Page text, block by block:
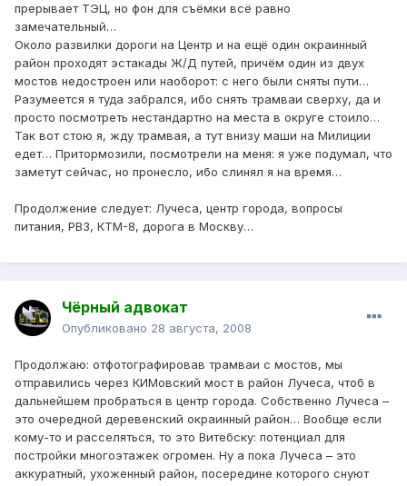
прерывает ТЭЦ, но фон для съёмки всё равно
замечательный…
Около развилки дороги на Центр и на ещё один окраинный
район проходят эстакады Ж/Д путей, причём один из двух
мостов недостроен или наоборот: с него были сняты пути…
Разумеется я туда забрался, ибо снять трамваи сверху, да и
просто посмотреть нестандартно на места в округе стоило…
Так вот стою я, жду трамвая, а тут внизу маши на Милиции
едет… Притормозили, посмотрели на меня: я уже подумал, что
заметут сейчас, но пронесло, ибо слинял я на время…
Продолжение следует: Лучеса, центр города, вопросы
питания, РВЗ, КТМ-8, дорога в Москву…
Чёрный адвокат
Опубликовано 28 августа, 2008
Продолжаю: отфотографировав трамваи с мостов, мы
отправились через КИМовский мост в район Лучеса, чтоб в
дальнейшем пробраться в центр города. Собственно Лучеса –
это очередной деревенский окраинный район… Вообще если
кому-то и расселяться, то это Витебску: потенциал для
постройки многоэтажек огромен. Ну а пока Лучеса – это
аккуратный, ухоженный район, посередине которого снуют